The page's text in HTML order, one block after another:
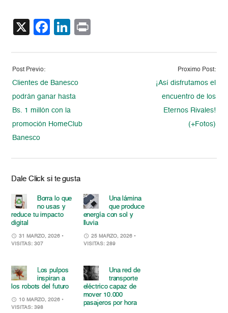
X Facebook
LinkedIn
Post Previo:
Clientes de Banesco
podrán ganar hasta
Bs. 1 millón con la
promoción HomeClub
Banesco
Proximo Post:
¡Así disfrutamos el
encuentro de los
Eternos Rivales!
(+Fotos)
Dale Click si te gusta
Borra lo que
no usas y
reduce tu impacto
digital
31 MARZO, 2026 •
VISITAS: 307
Una lámina
que produce
energía con sol y
lluvia
25 MARZO, 2026 •
VISITAS: 289
Los pulpos
inspiran a
los robots del futuro
10 MARZO, 2026 •
VISITAS: 398
Una red de
transporte
eléctrico capaz de
mover 10.000
pasajeros por hora